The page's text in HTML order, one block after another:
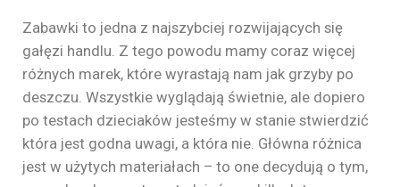
Zabawki to jedna z najszybciej rozwijających się
gałęzi handlu. Z tego powodu mamy coraz więcej
różnych marek, które wyrastają nam jak grzyby po
deszczu. Wszystkie wyglądają świetnie, ale dopiero
po testach dzieciaków jesteśmy w stanie stwierdzić
która jest godna uwagi, a która nie. Główna różnica
jest w użytych materiałach – to one decydują o tym,